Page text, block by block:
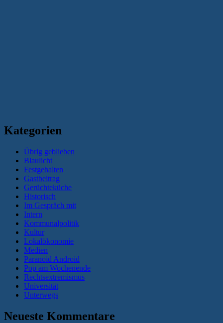
Kategorien
Übrig geblieben
Blaulicht
Festgehalten
Gastbeitrag
Gerüchteküche
Historisch
Im Gespräch mit
Intern
Kommunalpolitik
Kultur
Lokalökonomie
Medien
Paranoid Android
Pop am Wochenende
Rechtsextremismus
Universität
Unterwegs
Neueste Kommentare